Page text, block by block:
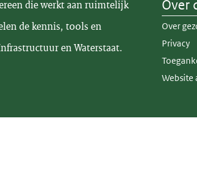
die werkt aan ruimtelijk
de kennis, tools en
en Waterstaat.
Over
Over
Privacy
Website